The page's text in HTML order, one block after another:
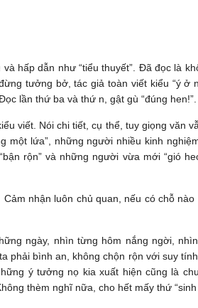
hấp dẫn như “tiểu thuyết”. Đã đọc là
tưởng bở, tác giả toàn viết kiểu “ý ở
lần thứ ba và thứ n, gật gù “đúng hen!”.
viết. Nói chi tiết, cụ thể, tuy giọng văn
một lứa”, những người nhiều kinh
rộn” và những người vừa mới “gió
nhận luôn chủ quan, nếu có chỗ nào
ngày, nhìn từng hôm nắng ngời,
phải bình an, không chộn rộn với suy
ý tưởng nọ kia xuất hiện cũng là
thèm nghĩ nữa, cho hết mấy thứ “sinh